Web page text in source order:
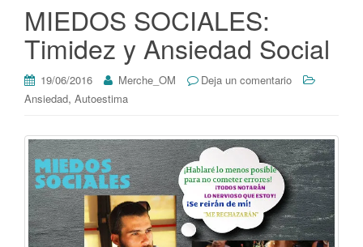
MIEDOS SOCIALES:
Timidez y Ansiedad Social
19/06/2016 Merche_OM
Deja un comentario
Ansiedad, Autoestima